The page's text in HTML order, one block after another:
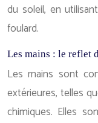
du soleil, en
foulard.
Les mains : le reflet
Les mains sont
extérieures, telles
chimiques. Elles